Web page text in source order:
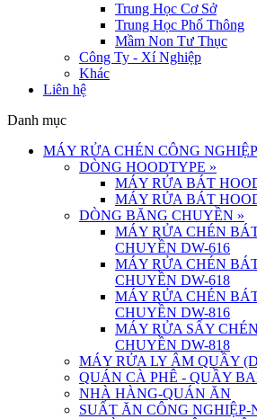
Trung Học Cơ Sở
Trung Học Phổ Thông
Mầm Non Tư Thục
Công Ty - Xí Nghiệp
Khác
Liên hệ
Danh mục
MÁY RỬA CHÉN CÔNG
DÒNG HOODTYPE »
MÁY RỬA BÁT
MÁY RỬA BÁT
DÒNG BĂNG CHUYỀN »
MÁY RỬA CHÉN
CHUYỀN DW-616
MÁY RỬA CHÉN
CHUYỀN DW-618
MÁY RỬA CHÉN
CHUYỀN DW-816
MÁY RỬA SẤY
CHUYỀN DW-818
MÁY RỬA LY ÂM QUẦY
QUÁN CÀ PHÊ - QUẦY
NHÀ HÀNG-QUÁN ĂN
SUẤT ĂN CÔNG NGHIỆP-